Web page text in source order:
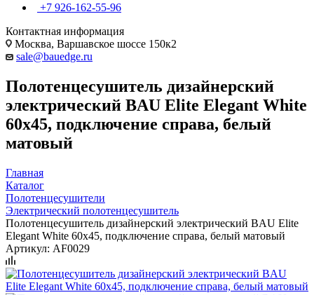
+7 926-162-55-96
Контактная информация
Москва, Варшавское шоссе 150к2
sale@bauedge.ru
Полотенцесушитель дизайнерский
электрический BAU Elite Elegant White
60х45, подключение справа, белый
матовый
Главная
Каталог
Полотенцесушители
Электрический полотенцесушитель
Полотенцесушитель дизайнерский электрический BAU Elite
Elegant White 60х45, подключение справа, белый матовый
Артикул: AF0029